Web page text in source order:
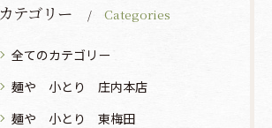
カテゴリー Categories
全てのカテゴリー
麺や 小とり 庄内本店
麺や 小とり 東梅田